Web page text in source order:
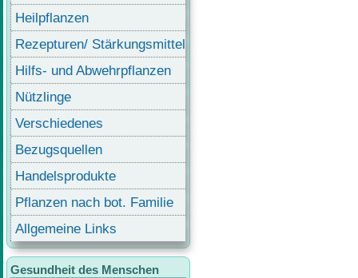
Heilpflanzen
Rezepturen/ Stärkungsmittel
Hilfs- und Abwehrpflanzen
Nützlinge
Verschiedenes
Bezugsquellen
Handelsprodukte
Pflanzen nach bot. Familie
Allgemeine Links
Gesundheit des Menschen